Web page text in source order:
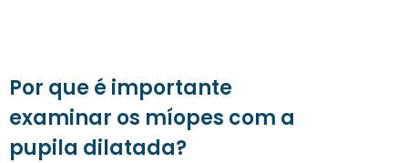
Por que é importante
examinar os míopes com a
pupila dilatada?